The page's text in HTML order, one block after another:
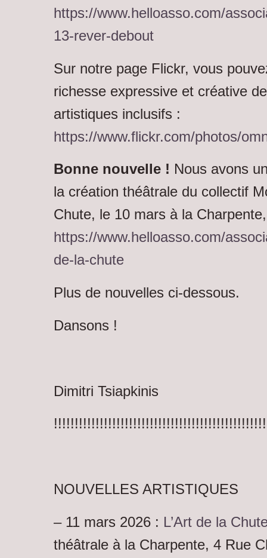
https://www.helloasso.com/
13-rever-debout
Sur notre page Flickr, vous
richesse expressive et créative
artistiques inclusifs :
https://www.flickr.com/photos/
Bonne nouvelle ! Nous avons
la création théâtrale du collectif
Chute, le 10 mars à la
https://www.helloasso.com/
de-la-chute
Plus de nouvelles ci-dessous.
Dansons !
Dimitri Tsiapkinis
NOUVELLES ARTISTIQUES
– 11 mars 2026 : L’Art de la
théâtrale à la Charpente, 4 Rue